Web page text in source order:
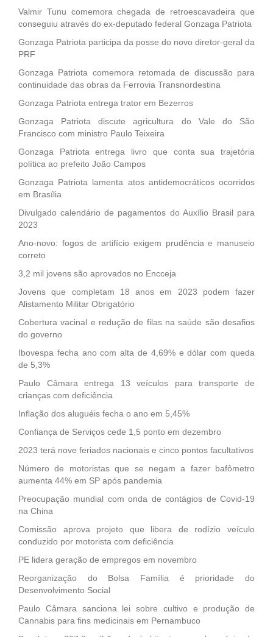
Valmir Tunu comemora chegada de retroescavadeira que
conseguiu através do ex-deputado federal Gonzaga Patriota
Gonzaga Patriota participa da posse do novo diretor-geral da
PRF
Gonzaga Patriota comemora retomada de discussão para
continuidade das obras da Ferrovia Transnordestina
Gonzaga Patriota entrega trator em Bezerros
Gonzaga Patriota discute agricultura do Vale do São
Francisco com ministro Paulo Teixeira
Gonzaga Patriota entrega livro que conta sua trajetória
política ao prefeito João Campos
Gonzaga Patriota lamenta atos antidemocráticos ocorridos
em Brasília
Divulgado calendário de pagamentos do Auxílio Brasil para
2023
Ano-novo: fogos de artifício exigem prudência e manuseio
correto
3,2 mil jovens são aprovados no Encceja
Jovens que completam 18 anos em 2023 podem fazer
Alistamento Militar Obrigatório
Cobertura vacinal e redução de filas na saúde são desafios
do governo
Ibovespa fecha ano com alta de 4,69% e dólar com queda
de 5,3%
Paulo Câmara entrega 13 veículos para transporte de
crianças com deficiência
Inflação dos aluguéis fecha o ano em 5,45%
Confiança de Serviços cede 1,5 ponto em dezembro
2023 terá nove feriados nacionais e cinco pontos facultativos
Número de motoristas que se negam a fazer bafômetro
aumenta 44% em SP após pandemia
Preocupação mundial com onda de contágios de Covid-19
na China
Comissão aprova projeto que libera de rodízio veículo
conduzido por motorista com deficiência
PE lidera geração de empregos em novembro
Reorganização do Bolsa Família é prioridade do
Desenvolvimento Social
Paulo Câmara sanciona lei sobre cultivo e produção de
Cannabis para fins medicinais em Pernambuco